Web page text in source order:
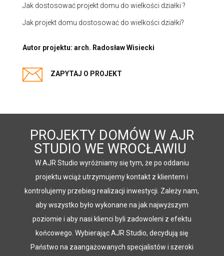
Jak dostosować projekt domu do wielkości działki ?
Jak projekt domu dostosować do wielkości działki?
Autor projektu: arch. Radosław Wisiecki
ZAPYTAJ O PROJEKT
PROJEKTY DOMÓW W AJR
STUDIO WE WROCŁAWIU
W AJR Studio wyróżniamy się tym, że po oddaniu
projektu wciąż utrzymujemy kontakt z klientem i
kontrolujemy przebieg realizacji inwestycji. Zależy nam,
aby wszystko było wykonane na jak najwyższym
poziomie i aby nasi klienci byli zadowoleni z efektu
końcowego. Wybierając AJR Studio, decydują się
Państwo na zaangażowanych specjalistów i szeroki